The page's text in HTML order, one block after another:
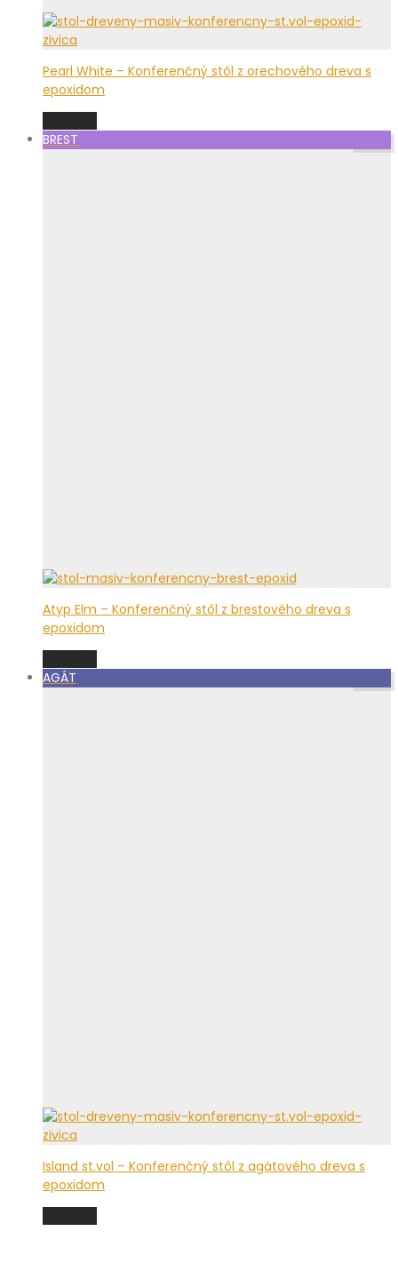
Pearl White – Konferenčný stôl z orechového dreva s
epoxidom
BREST
Atyp Elm – Konferenčný stôl z brestového dreva s
epoxidom
AGÁT
Island st.vol – Konferenčný stôl z agátového dreva s
epoxidom